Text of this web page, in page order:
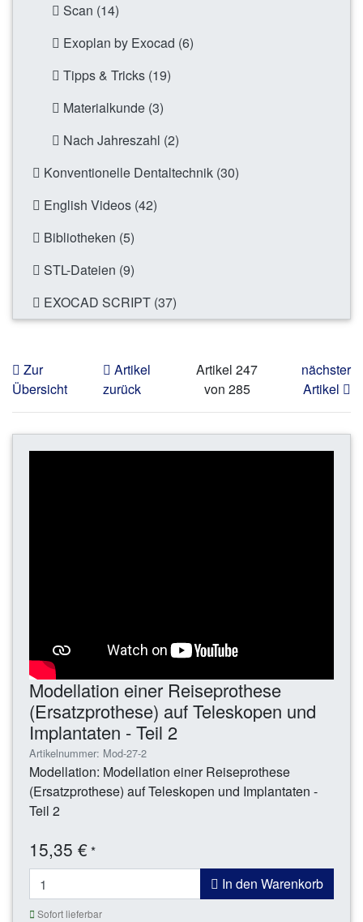
Scan (14)
Exoplan by Exocad (6)
Tipps & Tricks (19)
Materialkunde (3)
Nach Jahreszahl (2)
Konventionelle Dentaltechnik (30)
English Videos (42)
Bibliotheken (5)
STL-Dateien (9)
EXOCAD SCRIPT (37)
Zur
Übersicht
Artikel
zurück
Artikel 247
von 285
nächster
Artikel
Modellation einer Reiseprothese
(Ersatzprothese) auf Teleskopen und
Implantaten - Teil 2
Artikelnummer: Mod-27-2
Modellation: Modellation einer Reiseprothese
(Ersatzprothese) auf Teleskopen und Implantaten -
Teil 2
15,35 €*
In den Warenkorb
Sofort lieferbar